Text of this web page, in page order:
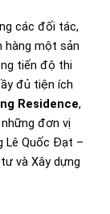
các đối tác,
hàng một sản
tiến độ thi
đủ tiện ích
Residence,
đơn vị
Lê Quốc Đạt –
và Xây dựng